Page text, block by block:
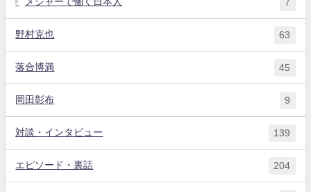
7
野村克也 63
落合博満 45
岡田彰布 9
対談・インタビュー 139
エピソード・裏話 204